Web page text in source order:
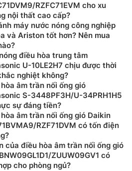
RZFC71EVM cho xu
nội thất cao cấp?
máy nước nóng công nghiệp
và Ariston tốt hơn? Nên mua
điều hòa trung tâm
U-10LE2H7 chịu được thời
nghiệt không?
âm trần nối ống gió
S-3448PF3H/U-34PRH1H5
sự đáng tiền?
âm trần nối ống gió Daikin
RZF71DVM có tốn điện
của điều hòa âm trần nối ống gió
ZUUW09GV1 có
cho phòng ngủ?